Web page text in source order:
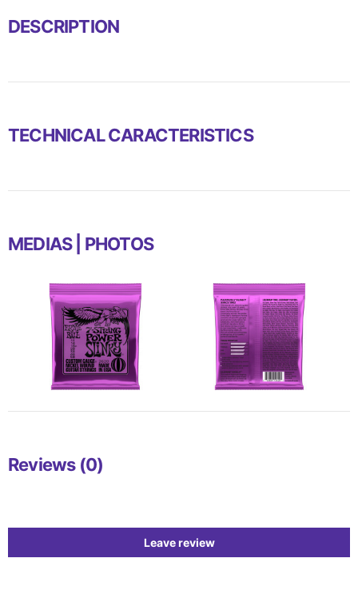
DESCRIPTION
TECHNICAL CARACTERISTICS
MEDIAS | PHOTOS
Reviews (0)
Leave review